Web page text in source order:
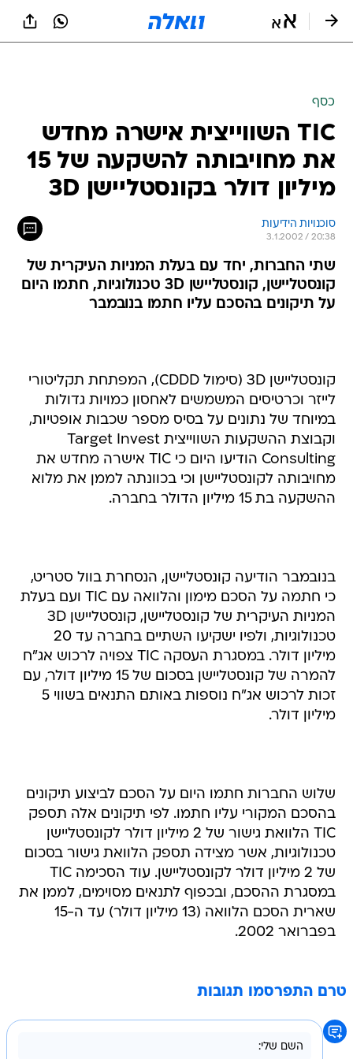
כסף
TIC השווייצית אישרה מחדש
את מחויבותה להשקעה של 15
מיליון דולר בקונסטליישן 3D
סוכנויות הידיעות
3.1.2002 / 20:38
שתי החברות, יחד עם בעלת המניות העיקרית של
קונסטליישן, קונסטליישן 3D טכנולוגיות, חתמו היום
על תיקונים בהסכם עליו חתמו בנובמבר
קונסטליישן 3D (סימול CDDD), המפתחת תקליטורי
לייזר וכרטיסים המשמשים לאחסון כמויות גדולות
במיוחד של נתונים על בסיס מספר שכבות אופטיות,
וקבוצת ההשקעות השווייצית Target Invest
Consulting הודיעו היום כי TIC אישרה מחדש את
מחויבותה לקונסטליישן וכי בכוונתה לממן את מלוא
ההשקעה בת 15 מיליון הדולר בחברה.
בנובמבר הודיעה קונסטליישן, הנסחרת בוול סטריט,
כי חתמה על הסכם מימון והלוואה עם TIC ועם בעלת
המניות העיקרית של קונסטליישן, קונסטליישן 3D
טכנולוגיות, ולפיו ישקיעו השתיים בחברה עד 20
מיליון דולר. במסגרת העסקה TIC צפויה לרכוש אג"ח
להמרה של קונסטליישן בסכום של 15 מיליון דולר, עם
זכות לרכוש אג"ח נוספות באותם התנאים בשווי 5
מיליון דולר.
שלוש החברות חתמו היום על הסכם לביצוע תיקונים
בהסכם המקורי עליו חתמו. לפי תיקונים אלה תספק
TIC הלוואת גישור של 2 מיליון דולר לקונסטליישן
טכנולוגיות, אשר מצידה תספק הלוואת גישור בסכום
של 2 מיליון דולר לקונסטליישן. עוד הסכימה TIC
במסגרת ההסכם, ובכפוף לתנאים מסוימים, לממן את
שארית הסכם הלוואה (13 מיליון דולר) עד ה-15
בפברואר 2002.
טרם התפרסמו תגובות